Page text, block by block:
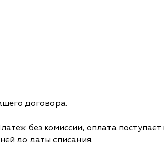
договора.
без комиссии, оплата